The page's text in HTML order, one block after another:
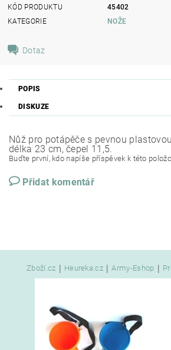
KÓD PRODUKTU
45402
KATEGORIE
NOŽE
Dotaz
POPIS
DISKUZE
Nůž pro potápěče s pevnou
délka 23 cm, čepel 11,5.
Buďte první, kdo napíše příspěvek k této
Přidat komentář
Zboží.cz | Heureka.cz | Army-Eshop |